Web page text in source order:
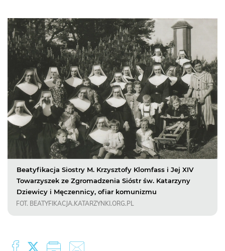
Beatyfikacja Siostry M. Krzysztofy Klomfass i Jej XIV
Towarzyszek ze Zgromadzenia Sióstr św. Katarzyny
Dziewicy i Męczennicy, ofiar komunizmu
FOT. BEATYFIKACJA.KATARZYNKI.ORG.PL